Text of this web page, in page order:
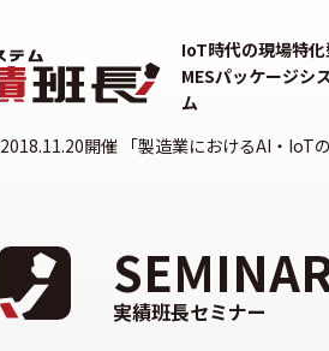
IoT時代の現場特化
MESパッケージシ
ム
2018.11.20開催 「製造業におけるAI・IoT
実績班長セミナー